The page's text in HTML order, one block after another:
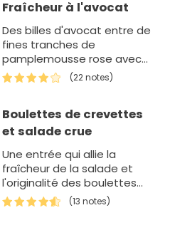
Fraîcheur à l'avocat
Des billes d'avocat entre de
fines tranches de
pamplemousse rose avec
leur brochette de Saint-
Jacques.
(22 notes)
Boulettes de crevettes
et salade crue
Une entrée qui allie la
fraîcheur de la salade et
l'originalité des boulettes
de crevettes, le tout relevé
par un aïoli de citron vert.
(13 notes)